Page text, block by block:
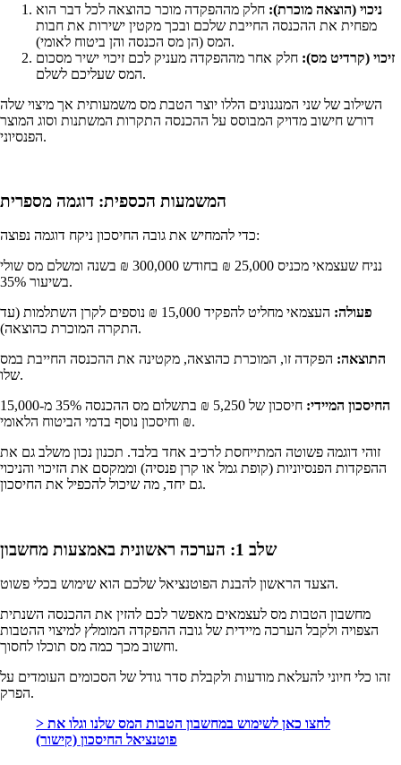
ניכוי (הוצאה מוכרת): חלק מההפקדה מוכר כהוצאה לכל דבר הוא
מפחית את ההכנסה החייבת שלכם ובכך מקטין ישירות את חבות
המס (הן מס הכנסה והן ביטוח לאומי).
זיכוי (קרדיט מס): חלק אחר מההפקדה מעניק לכם זיכוי ישיר מסכום
המס שעליכם לשלם.
השילוב של שני המנגנונים הללו יוצר הטבת מס משמעותית אך מיצוי שלה
דורש חישוב מדויק המבוסס על ההכנסה התקרות המשתנות וסוג המוצר
הפנסיוני.
המשמעות הכספית: דוגמה מספרית
כדי להמחיש את גובה החיסכון ניקח דוגמה נפוצה:
נניח שעצמאי מכניס 25,000 ₪ בחודש 300,000 ₪ בשנה ומשלם מס שולי
בשיעור 35%.
פעולה:
העצמאי מחליט להפקיד 15,000 ₪ נוספים לקרן השתלמות (עד
התקרה המוכרת כהוצאה).
התוצאה: הפקדה זו, המוכרת כהוצאה, מקטינה את ההכנסה החייבת במס
שלו.
החיסכון המיידי:
חיסכון של 5,250 ₪ בתשלום מס ההכנסה 35% מ-15,000
₪ וחיסכון נוסף בדמי הביטוח הלאומי.
זוהי דוגמה פשוטה המתייחסת לרכיב אחד בלבד. תכנון נכון משלב גם את
ההפקדות הפנסיוניות (קופת גמל או קרן פנסיה) וממקסם את הזיכוי והניכוי
גם יחד, מה שיכול להכפיל את החיסכון.
שלב 1: הערכה ראשונית באמצעות מחשבון
הצעד הראשון להבנת הפוטנציאל שלכם הוא שימוש בכלי פשוט.
מחשבון הטבות מס לעצמאים מאפשר לכם להזין את ההכנסה השנתית
הצפויה ולקבל הערכה מיידית של גובה ההפקדה המומלץ למיצוי ההטבות
וחשוב מכך כמה מס תוכלו לחסוך.
זהו כלי חיוני להעלאת מודעות ולקבלת סדר גודל של הסכומים העומדים על
הפרק.
> לחצו כאן לשימוש במחשבון הטבות המס שלנו וגלו את
פוטנציאל החיסכון (קישור)